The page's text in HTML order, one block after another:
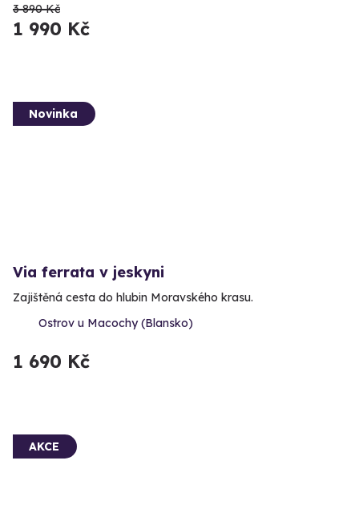
3 890 Kč
1 990 Kč
Novinka
Via ferrata v jeskyni
Zajištěná cesta do hlubin Moravského krasu.
Ostrov u Macochy (Blansko)
1 690 Kč
AKCE